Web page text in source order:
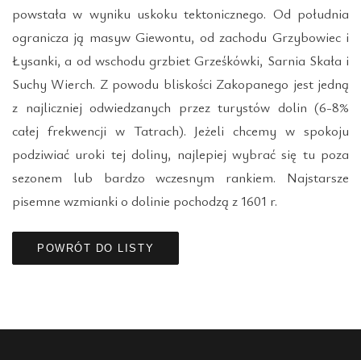
powstała w wyniku uskoku tektonicznego. Od południa
ogranicza ją masyw Giewontu, od zachodu Grzybowiec i
Łysanki, a od wschodu grzbiet Grześkówki, Sarnia Skała i
Suchy Wierch. Z powodu bliskości Zakopanego jest jedną
z najliczniej odwiedzanych przez turystów dolin (6-8%
całej frekwencji w Tatrach). Jeżeli chcemy w spokoju
podziwiać uroki tej doliny, najlepiej wybrać się tu poza
sezonem lub bardzo wczesnym rankiem. Najstarsze
pisemne wzmianki o dolinie pochodzą z 1601 r.
POWRÓT DO LISTY